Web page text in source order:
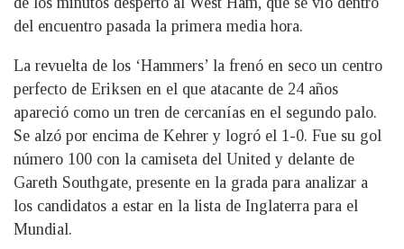
del encuentro pasada la primera media hora.
La revuelta de los ‘Hammers’ la frenó en seco un centro
perfecto de Eriksen en el que atacante de 24 años
apareció como un tren de cercanías en el segundo palo.
Se alzó por encima de Kehrer y logró el 1-0. Fue su gol
número 100 con la camiseta del United y delante de
Gareth Southgate, presente en la grada para analizar a
los candidatos a estar en la lista de Inglaterra para el
Mundial.